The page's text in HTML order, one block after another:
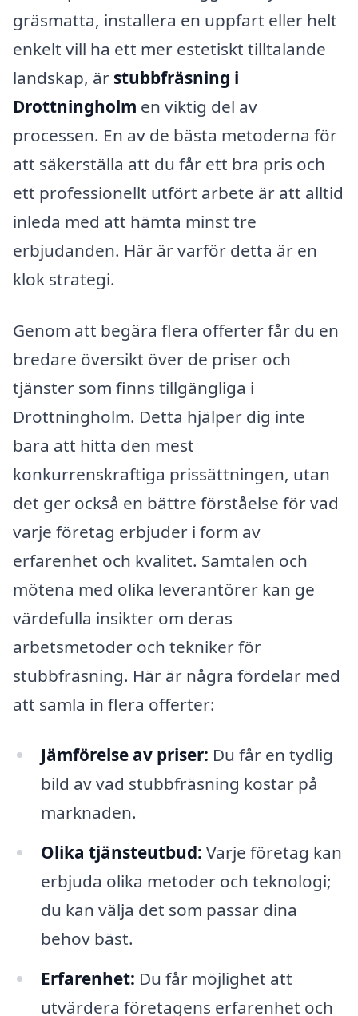
gräsmatta, installera en uppfart eller helt
enkelt vill ha ett mer estetiskt tilltalande
landskap, är stubbfräsning i
Drottningholm en viktig del av
processen. En av de bästa metoderna för
att säkerställa att du får ett bra pris och
ett professionellt utfört arbete är att alltid
inleda med att hämta minst tre
erbjudanden. Här är varför detta är en
klok strategi.
Genom att begära flera offerter får du en
bredare översikt över de priser och
tjänster som finns tillgängliga i
Drottningholm. Detta hjälper dig inte
bara att hitta den mest
konkurrenskraftiga prissättningen, utan
det ger också en bättre förståelse för vad
varje företag erbjuder i form av
erfarenhet och kvalitet. Samtalen och
mötena med olika leverantörer kan ge
värdefulla insikter om deras
arbetsmetoder och tekniker för
stubbfräsning. Här är några fördelar med
att samla in flera offerter:
Jämförelse av priser: Du får en tydlig
bild av vad stubbfräsning kostar på
marknaden.
Olika tjänsteutbud: Varje företag kan
erbjuda olika metoder och teknologi;
du kan välja det som passar dina
behov bäst.
Erfarenhet: Du får möjlighet att
utvärdera företagens erfarenhet och